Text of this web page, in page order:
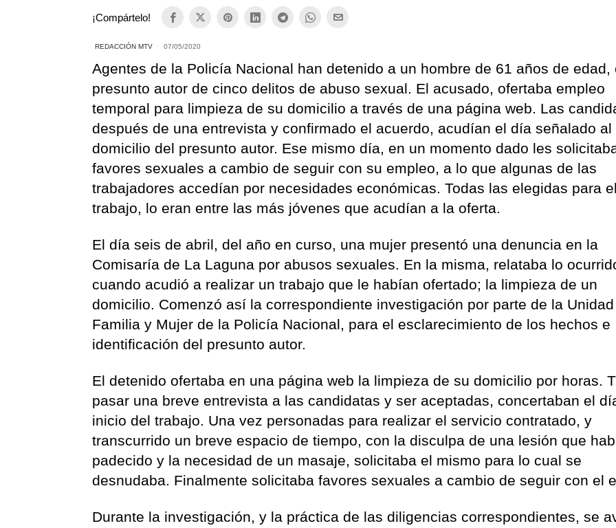
¡Compártelo!
REDACCIÓN MTV 07/05/2020
Agentes de la Policía Nacional han detenido a un hombre de 61 años de edad,
presunto autor de cinco delitos de abuso sexual. El acusado, ofertaba empleo
temporal para limpieza de su domicilio a través de una página web. Las
después de una entrevista y confirmado el acuerdo, acudían el día señalado al
domicilio del presunto autor. Ese mismo día, en un momento dado les
favores sexuales a cambio de seguir con su empleo, a lo que algunas de las
trabajadores accedían por necesidades económicas. Todas las elegidas para
trabajo, lo eran entre las más jóvenes que acudían a la oferta.
El día seis de abril, del año en curso, una mujer presentó una denuncia en la
Comisaría de La Laguna por abusos sexuales. En la misma, relataba lo
cuando acudió a realizar un trabajo que le habían ofertado; la limpieza de un
domicilio. Comenzó así la correspondiente investigación por parte de la
Familia y Mujer de la Policía Nacional, para el esclarecimiento de los hechos e
identificación del presunto autor.
El detenido ofertaba en una página web la limpieza de su domicilio por horas.
pasar una breve entrevista a las candidatas y ser aceptadas, concertaban el
inicio del trabajo. Una vez personadas para realizar el servicio contratado, y
transcurrido un breve espacio de tiempo, con la disculpa de una lesión que
padecido y la necesidad de un masaje, solicitaba el mismo para lo cual se
desnudaba. Finalmente solicitaba favores sexuales a cambio de seguir con el
Durante la investigación, y la práctica de las diligencias correspondientes, se